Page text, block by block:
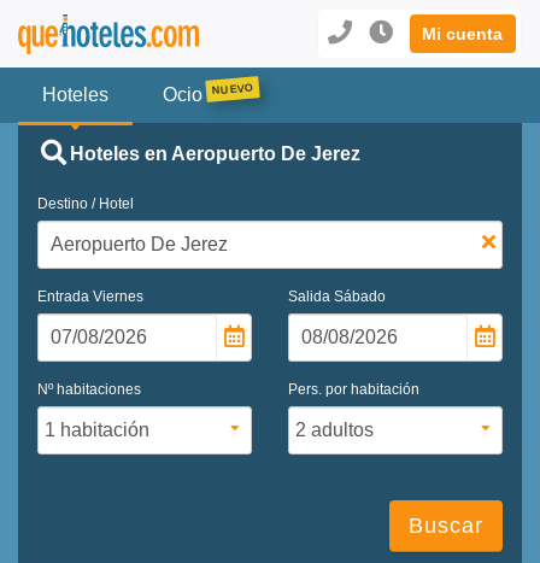
Mi cuenta
Hoteles Ocio
Hoteles en Aeropuerto De Jerez
Destino / Hotel
Entrada Viernes Salida Sábado
Nº habitaciones Pers. por habitación
Buscar